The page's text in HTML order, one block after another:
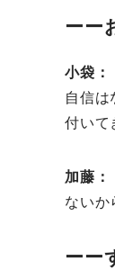
小袋
自信
付いて
加藤
ないか